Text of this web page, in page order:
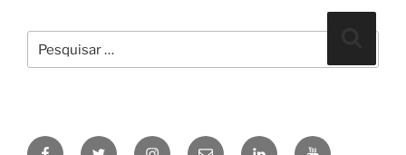
Pesquisar
por:
FacebookTwitter InstagramEmail linkedin Youtube